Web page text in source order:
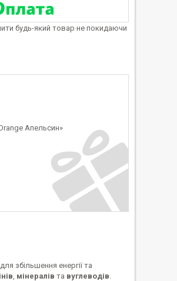
будь-який товар не покидаючи
Апельсин»
збільшення енергії та
, мінералів та вуглеводів.